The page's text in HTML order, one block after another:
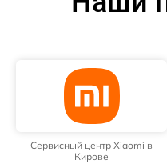
Сервисный центр Xiaomi в
Кирове